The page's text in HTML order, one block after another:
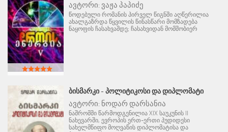
ავტორი: ვაჟა პაპიძე
წოდებული რომანის პირველ წიგნში აღწერილია
ახალგაზრდა წყვილის წინასწარი მომზადება
ნაყოფის ჩასახვამდე; ჩასახვიდან მომშობიერ
ᲑᲘᲡᲛᲐᲠᲙᲘ - ᲞᲝᲚᲘᲢᲘᲙᲝᲡᲘ ᲓᲐ ᲓᲘᲞᲚᲝᲛᲐᲢᲘ
ავტორი: ნოდარ დარსანია
ნაშრომში წარმოდგენილია XIX საუკუნის II
ნახევარში, ევროპის ერთ-ერთი პუდიდესი
სახელმწიფო მოღვაწის დიპლომატისა და